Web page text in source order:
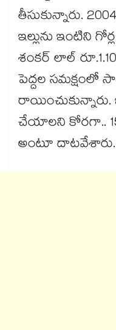
తీసుకున్నారు.
ఇల్లును ఇంటిని
శంకర్ లాల్
పెద్దల
రాయించుకున్నారు.
చేయాలని కోరగా.. 15
అంటూ దాటవేశారు.